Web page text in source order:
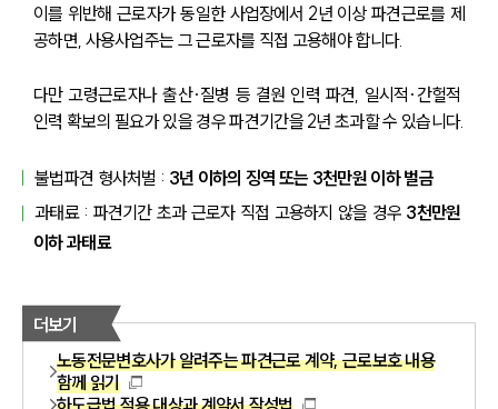
이를 위반해 근로자가 동일한 사업장에서 2년 이상 파견근로를 제
공하면, 사용사업주는 그 근로자를 직접 고용해야 합니다.
다만 고령근로자나 출산·질병 등 결원 인력 파견, 일시적·간헐적
인력 확보의 필요가 있을 경우 파견기간을 2년 초과할 수 있습니다.
불법파견 형사처벌 : 3년 이하의 징역 또는 3천만원 이하 벌금
과태료 : 파견기간 초과 근로자 직접 고용하지 않을 경우 3천만원
이하 과태료
더보기
노동전문변호사가 알려주는 파견근로 계약, 근로보호 내용
함께 읽기